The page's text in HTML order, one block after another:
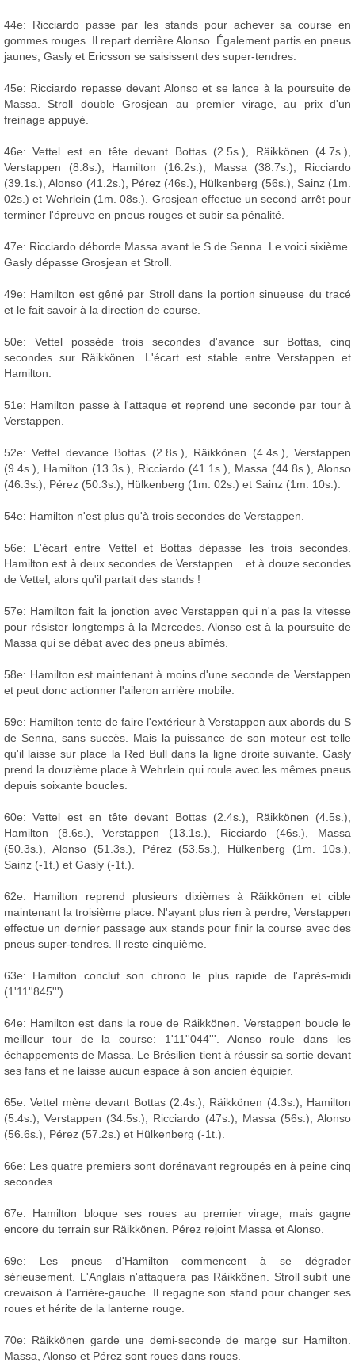
44e: Ricciardo passe par les stands pour achever sa course en
gommes rouges. Il repart derrière Alonso. Également partis en pneus
jaunes, Gasly et Ericsson se saisissent des super-tendres.
45e: Ricciardo repasse devant Alonso et se lance à la poursuite de
Massa. Stroll double Grosjean au premier virage, au prix d'un
freinage appuyé.
46e: Vettel est en tête devant Bottas (2.5s.), Räikkönen (4.7s.),
Verstappen (8.8s.), Hamilton (16.2s.), Massa (38.7s.), Ricciardo
(39.1s.), Alonso (41.2s.), Pérez (46s.), Hülkenberg (56s.), Sainz (1m.
02s.) et Wehrlein (1m. 08s.). Grosjean effectue un second arrêt pour
terminer l'épreuve en pneus rouges et subir sa pénalité.
47e: Ricciardo déborde Massa avant le S de Senna. Le voici sixième.
Gasly dépasse Grosjean et Stroll.
49e: Hamilton est gêné par Stroll dans la portion sinueuse du tracé
et le fait savoir à la direction de course.
50e: Vettel possède trois secondes d'avance sur Bottas, cinq
secondes sur Räikkönen. L'écart est stable entre Verstappen et
Hamilton.
51e: Hamilton passe à l'attaque et reprend une seconde par tour à
Verstappen.
52e: Vettel devance Bottas (2.8s.), Räikkönen (4.4s.), Verstappen
(9.4s.), Hamilton (13.3s.), Ricciardo (41.1s.), Massa (44.8s.), Alonso
(46.3s.), Pérez (50.3s.), Hülkenberg (1m. 02s.) et Sainz (1m. 10s.).
54e: Hamilton n'est plus qu'à trois secondes de Verstappen.
56e: L'écart entre Vettel et Bottas dépasse les trois secondes.
Hamilton est à deux secondes de Verstappen... et à douze secondes
de Vettel, alors qu'il partait des stands !
57e: Hamilton fait la jonction avec Verstappen qui n'a pas la vitesse
pour résister longtemps à la Mercedes. Alonso est à la poursuite de
Massa qui se débat avec des pneus abîmés.
58e: Hamilton est maintenant à moins d'une seconde de Verstappen
et peut donc actionner l'aileron arrière mobile.
59e: Hamilton tente de faire l'extérieur à Verstappen aux abords du S
de Senna, sans succès. Mais la puissance de son moteur est telle
qu'il laisse sur place la Red Bull dans la ligne droite suivante. Gasly
prend la douzième place à Wehrlein qui roule avec les mêmes pneus
depuis soixante boucles.
60e: Vettel est en tête devant Bottas (2.4s.), Räikkönen (4.5s.),
Hamilton (8.6s.), Verstappen (13.1s.), Ricciardo (46s.), Massa
(50.3s.), Alonso (51.3s.), Pérez (53.5s.), Hülkenberg (1m. 10s.),
Sainz (-1t.) et Gasly (-1t.).
62e: Hamilton reprend plusieurs dixièmes à Räikkönen et cible
maintenant la troisième place. N'ayant plus rien à perdre, Verstappen
effectue un dernier passage aux stands pour finir la course avec des
pneus super-tendres. Il reste cinquième.
63e: Hamilton conclut son chrono le plus rapide de l'après-midi
(1'11''845''').
64e: Hamilton est dans la roue de Räikkönen. Verstappen boucle le
meilleur tour de la course: 1'11''044'''. Alonso roule dans les
échappements de Massa. Le Brésilien tient à réussir sa sortie devant
ses fans et ne laisse aucun espace à son ancien équipier.
65e: Vettel mène devant Bottas (2.4s.), Räikkönen (4.3s.), Hamilton
(5.4s.), Verstappen (34.5s.), Ricciardo (47s.), Massa (56s.), Alonso
(56.6s.), Pérez (57.2s.) et Hülkenberg (-1t.).
66e: Les quatre premiers sont dorénavant regroupés en à peine cinq
secondes.
67e: Hamilton bloque ses roues au premier virage, mais gagne
encore du terrain sur Räikkönen. Pérez rejoint Massa et Alonso.
69e: Les pneus d'Hamilton commencent à se dégrader
sérieusement. L'Anglais n'attaquera pas Räikkönen. Stroll subit une
crevaison à l'arrière-gauche. Il regagne son stand pour changer ses
roues et hérite de la lanterne rouge.
70e: Räikkönen garde une demi-seconde de marge sur Hamilton.
Massa, Alonso et Pérez sont roues dans roues.